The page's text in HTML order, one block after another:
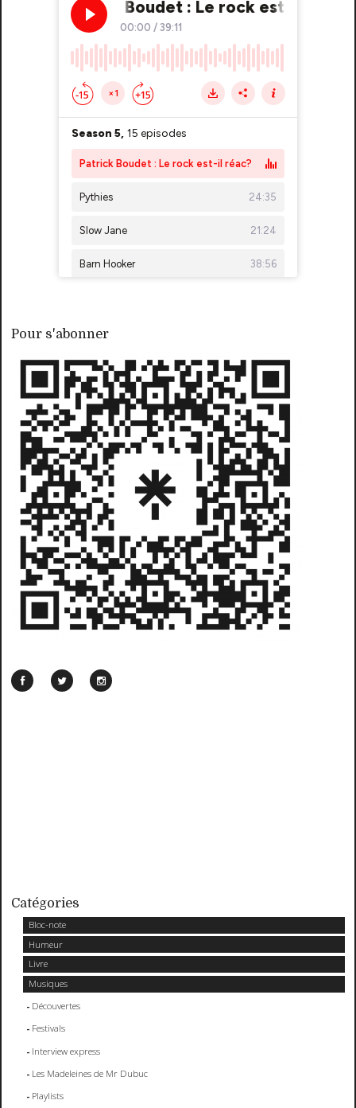
Pour s'abonner
Catégories
Bloc-note
Humeur
Livre
Musiques
Découvertes
Festivals
Interview express
Les Madeleines de Mr Dubuc
Playlists